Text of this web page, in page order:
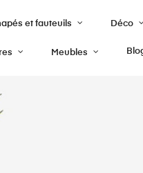
et fauteuils Déco
Meubles